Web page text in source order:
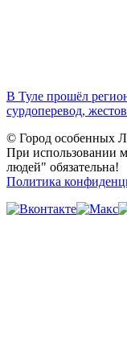
В Туле прошёл
сурдоперевод,
© Город особенных
При использовании
людей" обязательна!
Политика